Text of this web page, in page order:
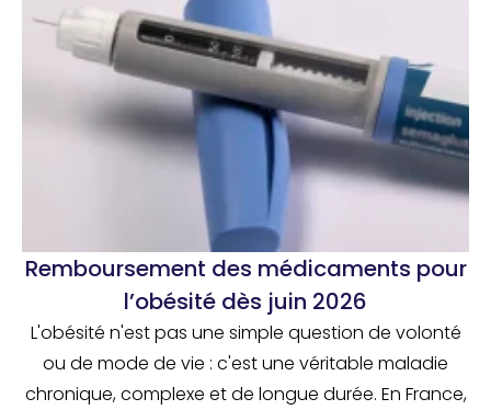
Remboursement des médicaments pour
l’obésité dès juin 2026
L'obésité n'est pas une simple question de volonté
ou de mode de vie : c'est une véritable maladie
chronique, complexe et de longue durée. En France,